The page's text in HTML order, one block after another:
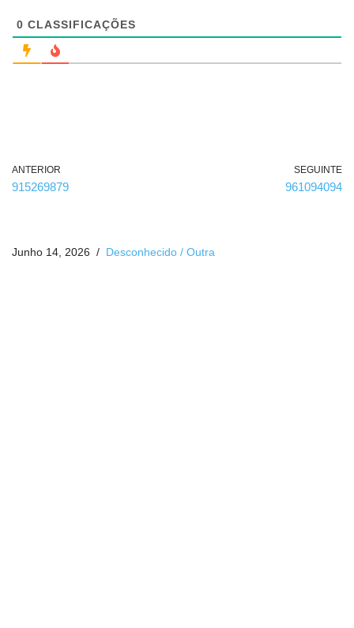
a
ó
0 CLASSIFICAÇÕES
ANTERIOR
915269879
SEGUINTE
961094094
Junho 14, 2026 Desconhecido / Outra